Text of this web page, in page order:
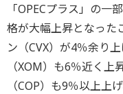
「OPECプラス」の
格が大幅上昇となった
ン（CVX）が4％余り
（XOM）も6％近く
（COP）も9％以上上